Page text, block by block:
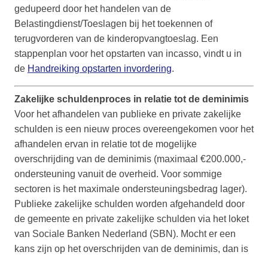
gedupeerd door het handelen van de
Belastingdienst/Toeslagen bij het toekennen of
terugvorderen van de kinderopvangtoeslag. Een
stappenplan voor het opstarten van incasso, vindt u in
de Handreiking opstarten invordering.
Zakelijke schuldenproces in relatie tot de deminimis
Voor het afhandelen van publieke en private zakelijke
schulden is een nieuw proces overeengekomen voor het
afhandelen ervan in relatie tot de mogelijke
overschrijding van de deminimis (maximaal €200.000,-
ondersteuning vanuit de overheid. Voor sommige
sectoren is het maximale ondersteuningsbedrag lager).
Publieke zakelijke schulden worden afgehandeld door
de gemeente en private zakelijke schulden via het loket
van Sociale Banken Nederland (SBN). Mocht er een
kans zijn op het overschrijden van de deminimis, dan is